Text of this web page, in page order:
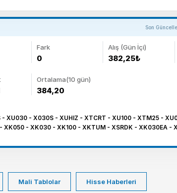
Son
Fark
0
Alış (Gün İçi)
382,25₺
Ortalama(10 gün)
384,20
XU030 - X030S - XUHIZ - XTCRT - XU100 - XTM25 -
XK050 - XK030 - XK100 - XKTUM - XSRDK - XK030EA -
Mali Tablolar Hisse Haberleri